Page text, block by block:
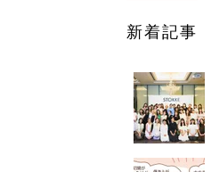
新着記事